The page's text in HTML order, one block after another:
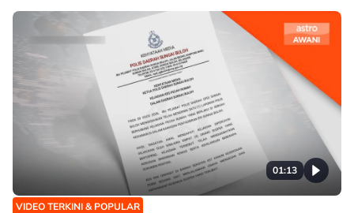
01:13
VIDEO TERKINI & POPULAR